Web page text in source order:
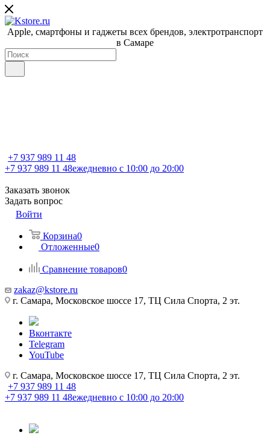
Apple, cмартфоны и гаджеты всех брендов, электротранспорт
в Самаре
+7 937 989 11 48
+7 937 989 11 48ежедневно с 10:00 до 20:00
Заказать звонок
Задать вопрос
Войти
Корзина0
Отложенные0
Сравнение товаров0
zakaz@kstore.ru
г. Самара, Московское шоссе 17, ТЦ Сила Спорта, 2 эт.
Вконтакте
Telegram
YouTube
г. Самара, Московское шоссе 17, ТЦ Сила Спорта, 2 эт.
+7 937 989 11 48
+7 937 989 11 48ежедневно с 10:00 до 20:00